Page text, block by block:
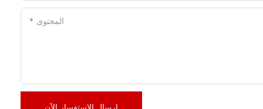
المحتوى
إرسال الاستفسار الآن